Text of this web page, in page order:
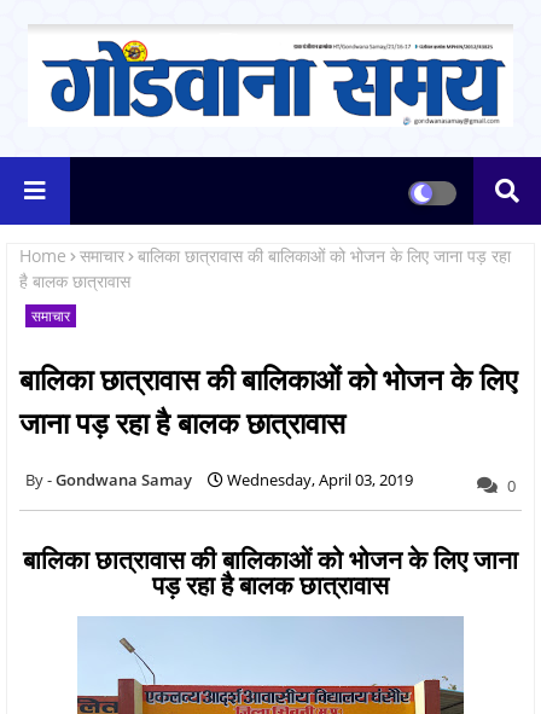
Home समाचार बालिका छात्रावास की बालिकाओं को भोजन के लिए जाना पड़ रहा
है बालक छात्रावास
समाचार
बालिका छात्रावास की बालिकाओं को भोजन के लिए
जाना पड़ रहा है बालक छात्रावास
Gondwana Samay Wednesday, April 03, 2019 0
बालिका छात्रावास की बालिकाओं को भोजन के लिए जाना
पड़ रहा है बालक छात्रावास